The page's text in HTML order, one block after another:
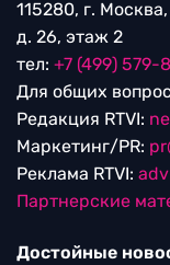
115280, г.
д. 26, этаж 2
тел: +7 (499) 579-
Для общих
Редакция RTVI:
Маркетинг/PR:
Реклама RTVI:
Партнерские
Достойные